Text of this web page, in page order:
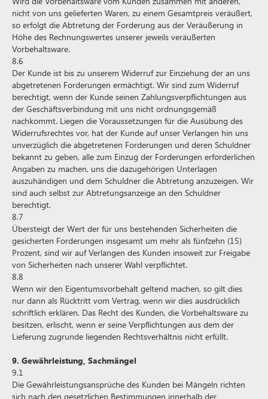
nicht von uns gelieferten Waren, zu einem Gesamtpreis veräußert,
so erfolgt die Abtretung der Forderung aus der Veräußerung in
Höhe des Rechnungswertes unserer jeweils veräußerten
Vorbehaltsware.
8.6
Der Kunde ist bis zu unserem Widerruf zur Einziehung der an uns
abgetretenen Forderungen ermächtigt. Wir sind zum Widerruf
berechtigt, wenn der Kunde seinen Zahlungsverpflichtungen aus
der Geschäftsverbindung mit uns nicht ordnungsgemäß
nachkommt. Liegen die Voraussetzungen für die Ausübung des
Widerrufsrechtes vor, hat der Kunde auf unser Verlangen hin uns
unverzüglich die abgetretenen Forderungen und deren Schuldner
bekannt zu geben, alle zum Einzug der Forderungen erforderlichen
Angaben zu machen, uns die dazugehörigen Unterlagen
auszuhändigen und dem Schuldner die Abtretung anzuzeigen. Wir
sind auch selbst zur Abtretungsanzeige an den Schuldner
berechtigt.
8.7
Übersteigt der Wert der für uns bestehenden Sicherheiten die
gesicherten Forderungen insgesamt um mehr als fünfzehn (15)
Prozent, sind wir auf Verlangen des Kunden insoweit zur Freigabe
von Sicherheiten nach unserer Wahl verpflichtet.
8.8
Wenn wir den Eigentumsvorbehalt geltend machen, so gilt dies
nur dann als Rücktritt vom Vertrag, wenn wir dies ausdrücklich
schriftlich erklären. Das Recht des Kunden, die Vorbehaltsware zu
besitzen, erlischt, wenn er seine Verpflichtungen aus dem der
Lieferung zugrunde liegenden Rechtsverhältnis nicht erfüllt.
9. Gewährleistung, Sachmängel
9.1
Die Gewährleistungsansprüche des Kunden bei Mängeln richten
sich nach den gesetzlichen Bestimmungen innerhalb der